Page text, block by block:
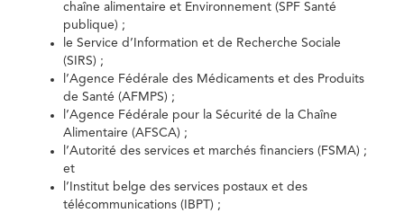
chaîne alimentaire et Environnement (SPF Santé
publique) ;
le Service d’Information et de Recherche Sociale
(SIRS) ;
l’Agence Fédérale des Médicaments et des Produits
de Santé (AFMPS) ;
l’Agence Fédérale pour la Sécurité de la Chaîne
Alimentaire (AFSCA) ;
l’Autorité des services et marchés financiers (FSMA) ;
et
l’Institut belge des services postaux et des
télécommunications (IBPT) ;